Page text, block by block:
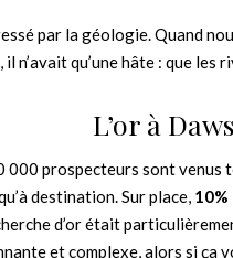
par la géologie. Quand
, il n’avait qu’une hâte : que
L’or à
prospecteurs sont venus
destination. Sur place,
d’or était
et complexe, alors si ça